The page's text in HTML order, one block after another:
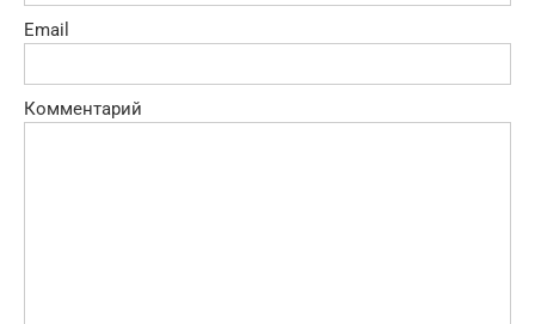
Email
Комментарий